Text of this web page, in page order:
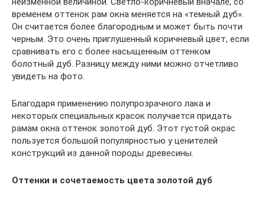
временем оттенок рам окна меняется на «темный дуб».
Он считается более благородным и может быть почти
черным. Это очень приглушенный коричневый цвет, если
сравнивать его с более насыщенным оттенком
болотный дуб. Разницу между ними можно отчетливо
увидеть на фото.
Благодаря применению полупрозрачного лака и
некоторых специальных красок получается придать
рамам окна оттенок золотой дуб. Этот густой окрас
пользуется большой популярностью у ценителей
конструкций из данной породы древесины.
Оттенки и сочетаемость цвета золотой дуб